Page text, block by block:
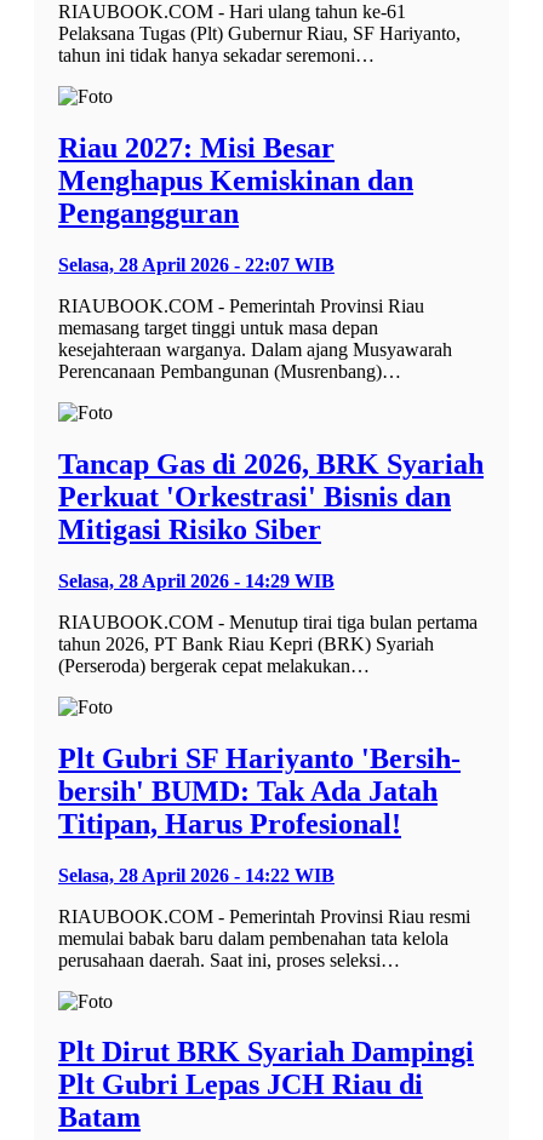
RIAUBOOK.COM - Hari ulang tahun ke-61
Pelaksana Tugas (Plt) Gubernur Riau, SF Hariyanto,
tahun ini tidak hanya sekadar seremoni…
Riau 2027: Misi Besar
Menghapus Kemiskinan dan
Pengangguran
Selasa, 28 April 2026 - 22:07 WIB
RIAUBOOK.COM - Pemerintah Provinsi Riau
memasang target tinggi untuk masa depan
kesejahteraan warganya. Dalam ajang Musyawarah
Perencanaan Pembangunan (Musrenbang)…
Tancap Gas di 2026, BRK Syariah
Perkuat 'Orkestrasi' Bisnis dan
Mitigasi Risiko Siber
Selasa, 28 April 2026 - 14:29 WIB
RIAUBOOK.COM - Menutup tirai tiga bulan pertama
tahun 2026, PT Bank Riau Kepri (BRK) Syariah
(Perseroda) bergerak cepat melakukan…
Plt Gubri SF Hariyanto 'Bersih-
bersih' BUMD: Tak Ada Jatah
Titipan, Harus Profesional!
Selasa, 28 April 2026 - 14:22 WIB
RIAUBOOK.COM - Pemerintah Provinsi Riau resmi
memulai babak baru dalam pembenahan tata kelola
perusahaan daerah. Saat ini, proses seleksi…
Plt Dirut BRK Syariah Dampingi
Plt Gubri Lepas JCH Riau di
Batam